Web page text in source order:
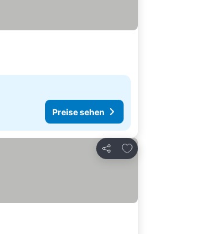
Preise sehen
Teilen
Zu Favoriten hinzufügen